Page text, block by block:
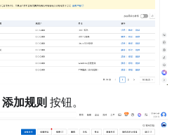
添加规则按钮。